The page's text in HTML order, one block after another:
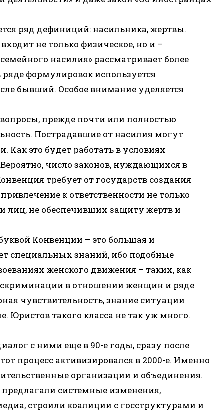
ряд дефиниций: насильника, жертвы.
не только физическое, но и –
насилия» рассматривает более
формулировок используется
бывший. Особое внимание уделяется
прежде почти или полностью
Пострадавшие от насилия могут
это будет работать в условиях
число законов, нуждающихся в
требует от государств создания
к ответственности не только
лиц, не обеспечивших защиту жертв и
Конвенции – это большая и
специальных знаний, ибо подобные
женского движения – таких, как
в отношении женщин и ряде
чувствительность, знание ситуации
Юристов такого класса не так уж много.
с ними еще в 90-е годы, сразу после
процесс активизировался в 2000-е. Именно
организации и объединения.
системные изменения,
строили коалиции с госструктурами и